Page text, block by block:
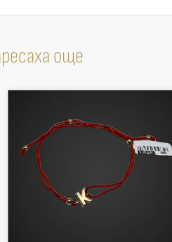
още